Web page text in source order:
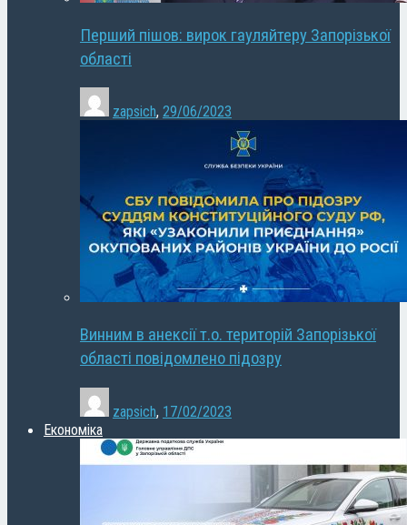
Перший пішов: вирок гауляйтеру Запорізької
області
zapsich, 29/06/2023
Винним в анексії т.о. територій Запорізької
області повідомлено підозру
zapsich, 17/02/2023
Економіка